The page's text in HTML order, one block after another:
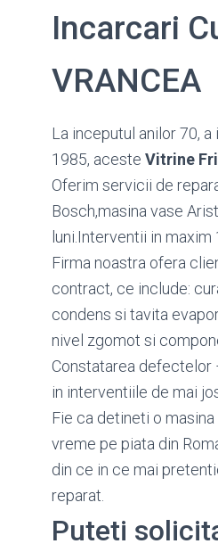
Incarcari
VRANCEA
La inceputul anilor 70,
1985, aceste Vitrine
Oferim servicii de
Bosch,masina vase
luni.Interventii in
Firma noastra ofera
contract, ce include:
condens si tavita
nivel zgomot si
Constatarea defectelor
in interventiile de mai
Fie ca detineti o
vreme pe piata din
din ce in ce mai
reparat.
Puteti